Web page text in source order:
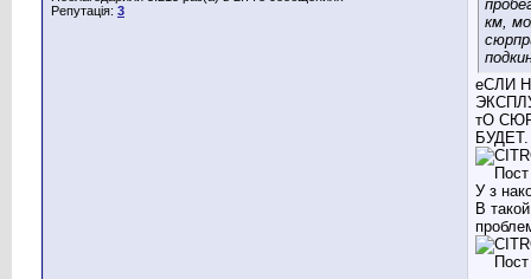
Репутація: 3
км,
еСЛИ
тО
БУДЕТ.
У з
В